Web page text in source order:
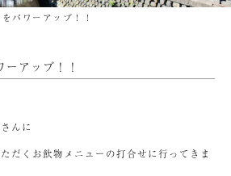
パワーアップ！！
アップ！！
んに
だくお飲物メニューの打合せに行ってきま